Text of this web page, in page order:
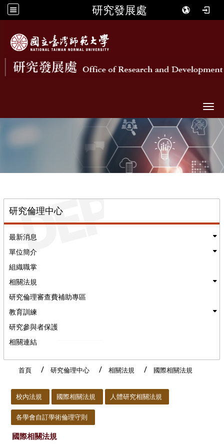
研究發展處
研究倫理中心
最新消息
單位簡介
組織職掌
相關法規
研究倫理審查費補助專區
教育訓練
研究參與者保護
相關連結
首頁 研究倫理中心 相關法規 國際相關法規
校內法規 國際相關法規 人體研究相關法規
各學會自訂學術倫理守則
國際相關法規